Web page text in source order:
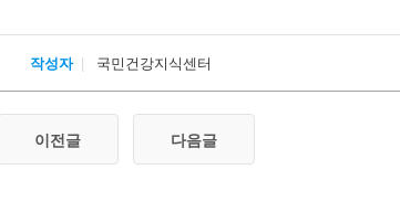
작성자 국민건강지식센터
이전글 다음글